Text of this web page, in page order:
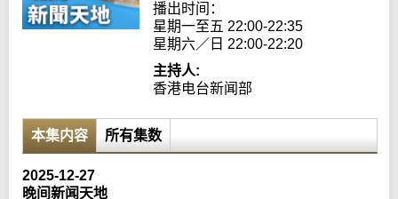
播出时间：
星期一至五 22:00-22:35
星期六／日 22:00-22:20
主持人:
香港电台新闻部
本集内容 所有集数
2025-12-27
晚间新闻天地